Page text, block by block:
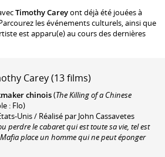
Timothy Careyont déjà été jouées à
les événements culturels, ainsi que
est apparu(e) au cours des dernières
Carey (13 films)
chinois(The Killing of a Chinese
: Flo)
Unis / Réalisé par John Cassavetes
perdre le cabaret qui est toute sa vie, tel est
place un homme qui ne peut éponger